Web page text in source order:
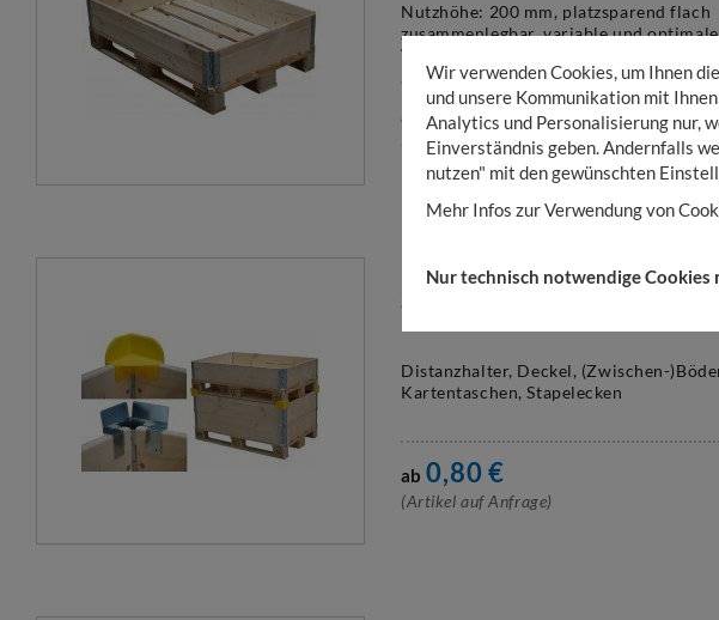
Nutzhöhe: 200 mm, platzsparend flach
zusammenlegbar, variable und optimale
Warensicherung.
ab 9,70€ Brutto: ab11,54 €
(exkl. MwSt. & Versandkosten)
ZUBEHÖR FÜR
Distanzhalter, Deckel, (Zwischen-
Kartentaschen, Stapelecken
ab 0,80€
(Artikel auf Anfrage)
Wir verwenden Cookies, um Ihnen
und unsere Kommunikation mit
Analytics und Personalisierung nur,
Einverständnis geben. Andernfalls
nutzen" mit den gewünschten
Mehr Infos zur Verwendung von
Nur technisch notwendige Cookies